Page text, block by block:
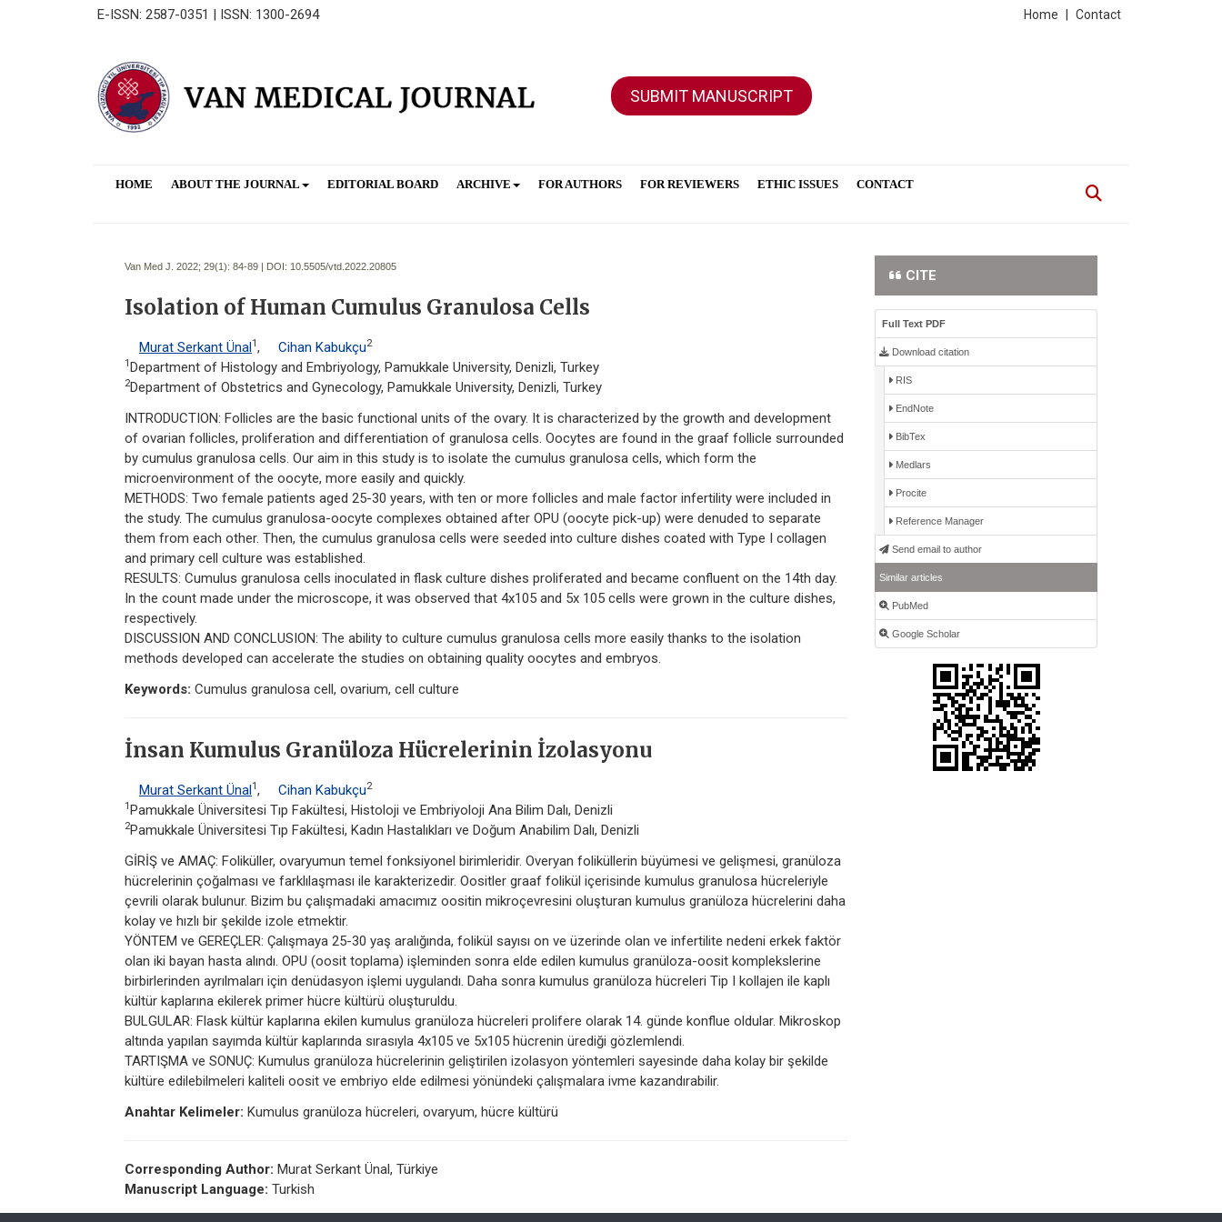
E-ISSN: 2587-0351 | ISSN: 1300-2694 Contact
Home
SUBMIT MANUSCRIPT
HOME ABOUT THE JOURNAL EDITORIAL BOARD ARCHIVE FOR AUTHORS FOR REVIEWERS ETHIC ISSUES CONTACT
Van Med J. 2022; 29(1): 84-89 | DOI: 10.5505/vtd.2022.20805
Isolation of Human Cumulus Granulosa Cells
Murat Serkant Ünal1 , Cihan Kabukçu2
1 Department of Histology and Embriyology, Pamukkale University, Denizli, Turkey
2Department of Obstetrics and Gynecology, Pamukkale University, Denizli, Turkey
INTRODUCTION: Follicles are the basic functional units of the ovary. It is characterized by the growth and development
of ovarian follicles, proliferation and differentiation of granulosa cells. Oocytes are found in the graaf follicle surrounded
by cumulus granulosa cells. Our aim in this study is to isolate the cumulus granulosa cells, which form the
microenvironment of the oocyte, more easily and quickly.
METHODS: Two female patients aged 25-30 years, with ten or more follicles and male factor infertility were included in
the study. The cumulus granulosa-oocyte complexes obtained after OPU (oocyte pick-up) were denuded to separate
them from each other. Then, the cumulus granulosa cells were seeded into culture dishes coated with Type I collagen
and primary cell culture was established.
RESULTS: Cumulus granulosa cells inoculated in flask culture dishes proliferated and became confluent on the 14th day.
In the count made under the microscope, it was observed that 4x105 and 5x 105 cells were grown in the culture dishes,
respectively.
DISCUSSION AND CONCLUSION: The ability to culture cumulus granulosa cells more easily thanks to the isolation
methods developed can accelerate the studies on obtaining quality oocytes and embryos.
Keywords: Cumulus granulosa cell, ovarium, cell culture
İnsan Kumulus Granüloza Hücrelerinin İzolasyonu
Murat Serkant Ünal1 , Cihan Kabukçu2
1 Pamukkale Üniversitesi Tıp Fakültesi, Histoloji ve Embriyoloji Ana Bilim Dalı, Denizli
2Pamukkale Üniversitesi Tıp Fakültesi, Kadın Hastalıkları ve Doğum Anabilim Dalı, Denizli
GİRİŞ ve AMAÇ: Foliküller, ovaryumun temel fonksiyonel birimleridir. Overyan foliküllerin büyümesi ve gelişmesi, granüloza
hücrelerinin çoğalması ve farklılaşması ile karakterizedir. Oositler graaf folikül içerisinde kumulus granulosa hücreleriyle
çevrili olarak bulunur. Bizim bu çalışmadaki amacımız oositin mikroçevresini oluşturan kumulus granüloza hücrelerini daha
kolay ve hızlı bir şekilde izole etmektir.
YÖNTEM ve GEREÇLER: Çalışmaya 25-30 yaş aralığında, folikül sayısı on ve üzerinde olan ve infertilite nedeni erkek faktör
olan iki bayan hasta alındı. OPU (oosit toplama) işleminden sonra elde edilen kumulus granüloza-oosit komplekslerine
birbirlerinden ayrılmaları için denüdasyon işlemi uygulandı. Daha sonra kumulus granüloza hücreleri Tip I kollajen ile kaplı
kültür kaplarına ekilerek primer hücre kültürü oluşturuldu.
BULGULAR: Flask kültür kaplarına ekilen kumulus granüloza hücreleri prolifere olarak 14. günde konflue oldular. Mikroskop
altında yapılan sayımda kültür kaplarında sırasıyla 4x105 ve 5x105 hücrenin ürediği gözlemlendi.
TARTIŞMA ve SONUÇ: Kumulus granüloza hücrelerinin geliştirilen izolasyon yöntemleri sayesinde daha kolay bir şekilde
kültüre edilebilmeleri kaliteli oosit ve embriyo elde edilmesi yönündeki çalışmalara ivme kazandırabilir.
Anahtar Kelimeler: Kumulus granüloza hücreleri, ovaryum, hücre kültürü
Corresponding Author: Murat Serkant Ünal, Türkiye
Manuscript Language: Turkish
CITE
Full Text PDF
Download citation
RIS
EndNote
BibTex
Medlars
Procite
Reference Manager
Send email to author
Similar articles
PubMed
Google Scholar